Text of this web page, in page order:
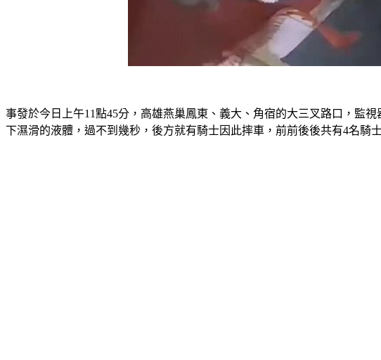
事發於今日上午11點45分，高雄燕巢鳳東、義大、角宿的大三叉路口，監
下濕滑的液體，過不到幾秒，後方就有騎士因此摔車，前前後後共有4名騎